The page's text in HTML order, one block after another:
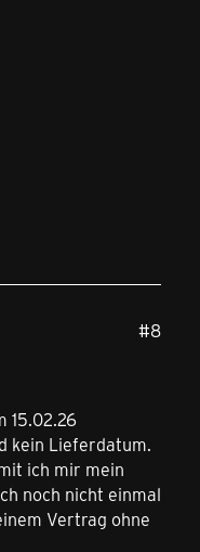
#8
15.02.26
kein Lieferdatum.
ich mir mein
noch nicht einmal
Vertrag ohne